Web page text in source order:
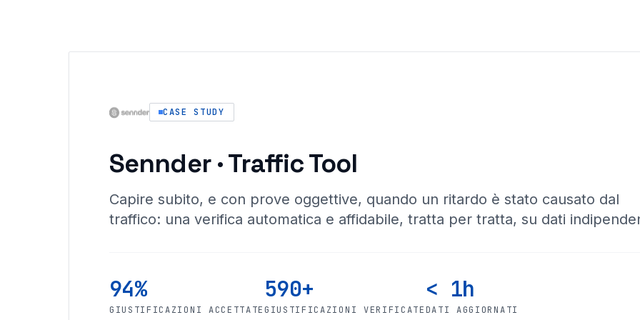
CASE STUDY
Sennder · Traffic Tool
Capire subito, e con prove oggettive, quando un ritardo è stato causato dal
traffico: una verifica automatica e affidabile, tratta per tratta, su dati
94%
GIUSTIFICAZIONI ACCETTATE
590+
GIUSTIFICAZIONI VERIFICATE
< 1h
DATI AGGIORNATI